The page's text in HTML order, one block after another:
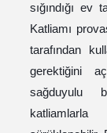
sığındığı ev
Katliamı
tarafından
gerektiğini
sağduyulu